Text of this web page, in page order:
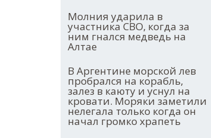
Молния ударила в
участника СВО, когда за
ним гнался медведь на
Алтае
В Аргентине морской лев
пробрался на корабль,
залез в каюту и уснул на
кровати. Моряки заметили
нелегала только когда он
начал громко храпеть